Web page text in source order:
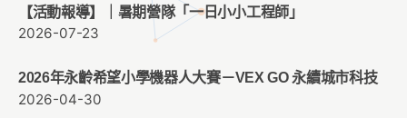
【活動報導】｜暑期營隊「一日小小工程師」
2026-07-23
2026年永齡希望小學機器人大賽－VEX GO 永續城市科技
2026-04-30